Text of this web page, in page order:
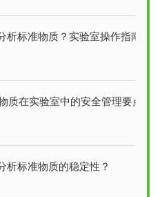
标准物质？实验室操作指南
质在实验室中的安全管理要点
析标准物质的稳定性？